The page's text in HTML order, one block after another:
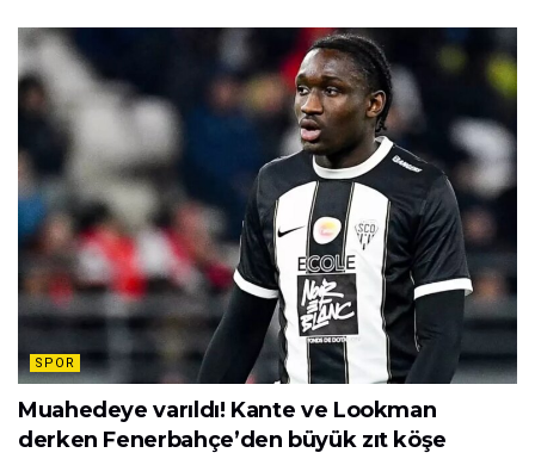
SPOR
Muahedeye varıldı! Kante ve Lookman
derken Fenerbahçe’den büyük zıt köşe